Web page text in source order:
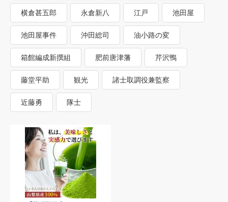
横倉甚五郎 永倉新八 江戸 池田屋
池田屋事件 沖田総司 油小路の変
箱館編成新撰組 肥前唐津藩 芹沢鴨
藤堂平助 観光 諸士取調役兼監察
近藤勇 隊士